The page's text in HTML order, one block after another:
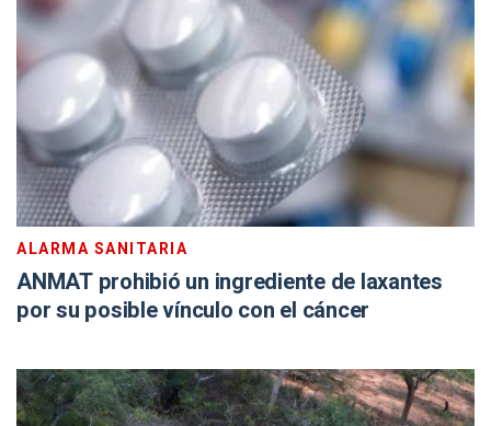
ALARMA SANITARIA
ANMAT prohibió un ingrediente de laxantes
por su posible vínculo con el cáncer